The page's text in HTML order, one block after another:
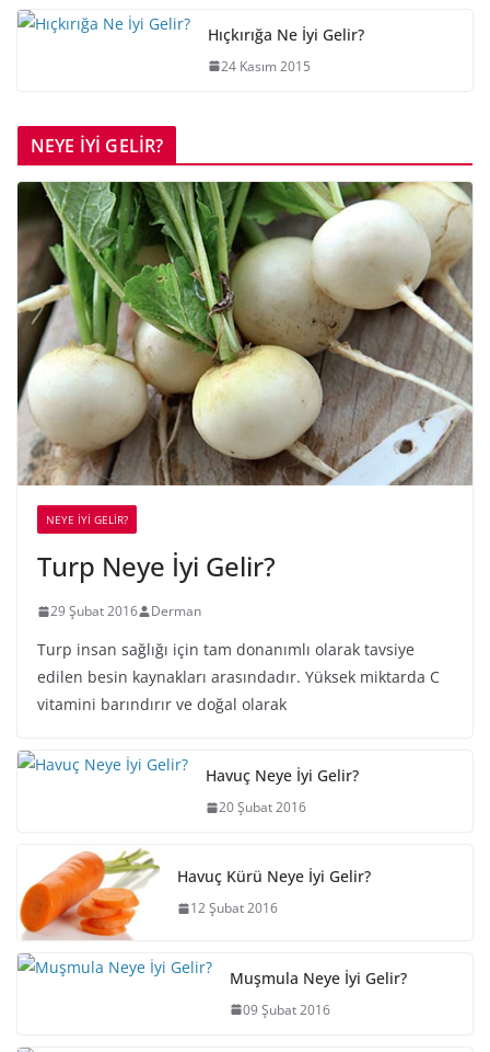
Hıçkırığa Ne İyi Gelir?
24 Kasım 2015
NEYE İYİ GELİR?
NEYE İYİ GELİR?
Turp Neye İyi Gelir?
29 Şubat 2016 Derman
Turp insan sağlığı için tam donanımlı olarak tavsiye
edilen besin kaynakları arasındadır. Yüksek miktarda C
vitamini barındırır ve doğal olarak
Havuç Neye İyi Gelir?
20 Şubat 2016
Havuç Kürü Neye İyi Gelir?
12 Şubat 2016
Muşmula Neye İyi Gelir?
09 Şubat 2016